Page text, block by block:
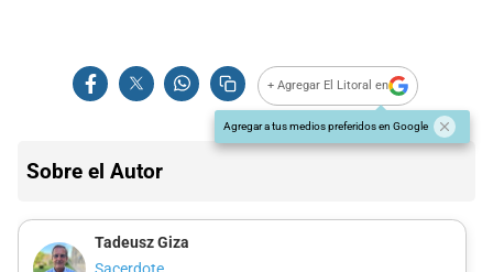
+ Agregar El Litoral en
Agregar a tus medios preferidos en Google
Sobre el Autor
Tadeusz Giza